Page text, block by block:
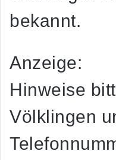
bekannt.
Anzeige:
Hinweise
Völklingen